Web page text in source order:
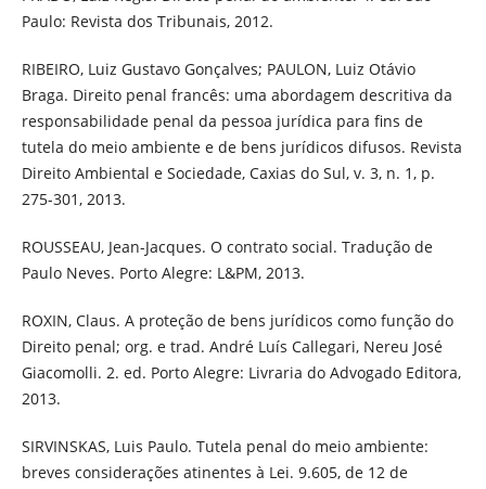
Paulo: Revista dos Tribunais, 2012.
RIBEIRO, Luiz Gustavo Gonçalves; PAULON, Luiz Otávio
Braga. Direito penal francês: uma abordagem descritiva da
responsabilidade penal da pessoa jurídica para fins de
tutela do meio ambiente e de bens jurídicos difusos. Revista
Direito Ambiental e Sociedade, Caxias do Sul, v. 3, n. 1, p.
275-301, 2013.
ROUSSEAU, Jean-Jacques. O contrato social. Tradução de
Paulo Neves. Porto Alegre: L&PM, 2013.
ROXIN, Claus. A proteção de bens jurídicos como função do
Direito penal; org. e trad. André Luís Callegari, Nereu José
Giacomolli. 2. ed. Porto Alegre: Livraria do Advogado Editora,
2013.
SIRVINSKAS, Luis Paulo. Tutela penal do meio ambiente:
breves considerações atinentes à Lei. 9.605, de 12 de